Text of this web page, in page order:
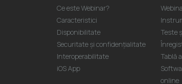
Ce este Webinar?
Caracteristici
Disponibilitate
Securitate și confidențialitate
Interoperabilitate
iOS App
Teste
Tablă
online